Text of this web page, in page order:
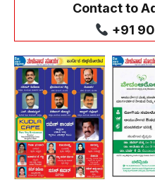
Contact to
+91